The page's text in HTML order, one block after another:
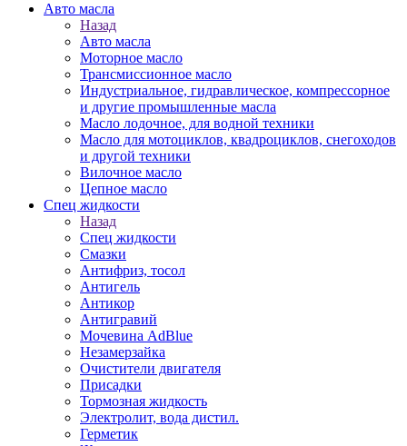
Авто масла
Назад
Авто масла
Моторное масло
Трансмиссионное масло
Индустриальное, гидравлическое, компрессорное
и другие промышленные масла
Масло лодочное, для водной техники
Масло для мотоциклов, квадроциклов, снегоходов
и другой техники
Вилочное масло
Цепное масло
Спец жидкости
Назад
Спец жидкости
Смазки
Антифриз, тосол
Антигель
Антикор
Антигравий
Мочевина AdBlue
Незамерзайка
Очистители двигателя
Присадки
Тормозная жидкость
Электролит, вода дистил.
Герметик